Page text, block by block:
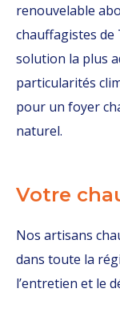
renouvelable
chauffagistes
solution la plus
particularités
pour un foyer
naturel.
Votre
Nos artisans
dans toute la
l’entretien et le